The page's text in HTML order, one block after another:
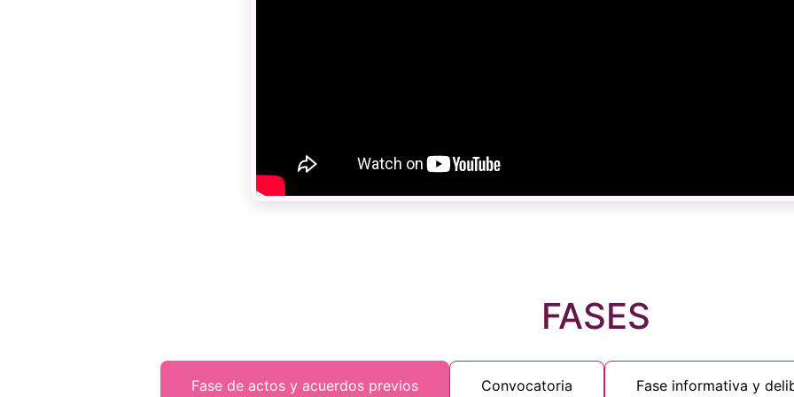
FASES
Fase de actos y acuerdos previos Convocatoria Fase informativa y